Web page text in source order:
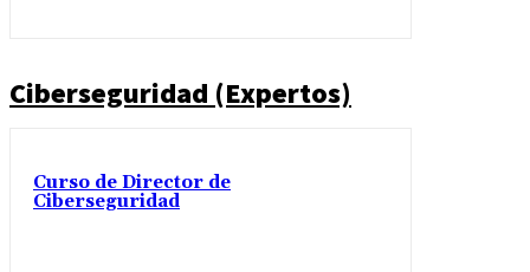
Ciberseguridad (Expertos)
Curso de Director de
Ciberseguridad